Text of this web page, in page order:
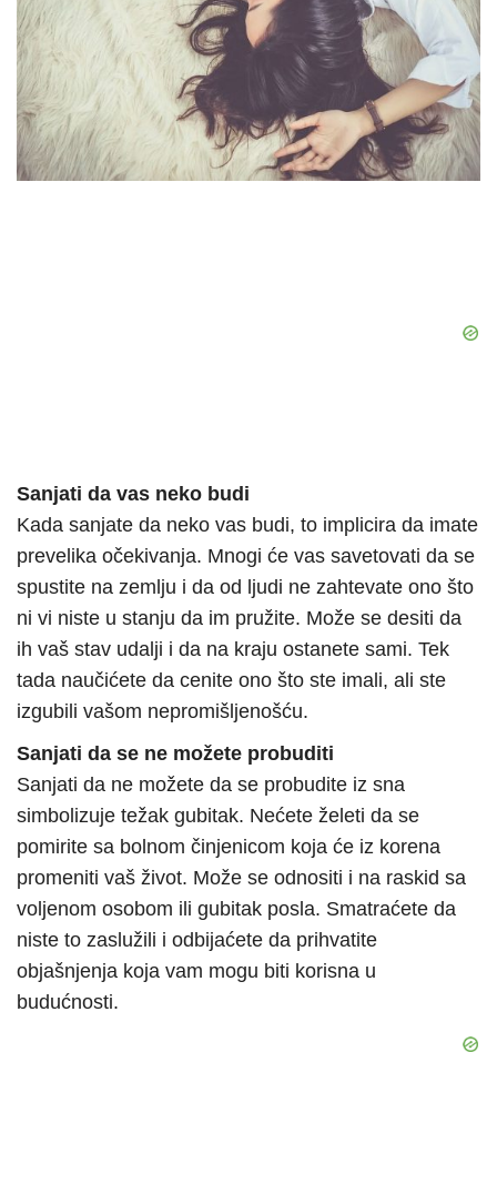
Sanjati da vas neko budi
Kada sanjate da neko vas budi, to implicira da imate
prevelika očekivanja. Mnogi će vas savetovati da se
spustite na zemlju i da od ljudi ne zahtevate ono što
ni vi niste u stanju da im pružite. Može se desiti da
ih vaš stav udalji i da na kraju ostanete sami. Tek
tada naučićete da cenite ono što ste imali, ali ste
izgubili vašom nepromišljenošću.
Sanjati da se ne možete probuditi
Sanjati da ne možete da se probudite iz sna
simbolizuje težak gubitak. Nećete želeti da se
pomirite sa bolnom činjenicom koja će iz korena
promeniti vaš život. Može se odnositi i na raskid sa
voljenom osobom ili gubitak posla. Smatraćete da
niste to zaslužili i odbijaćete da prihvatite
objašnjenja koja vam mogu biti korisna u
budućnosti.